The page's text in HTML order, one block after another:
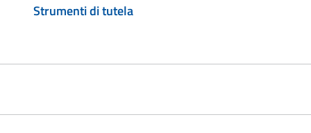
Strumenti di tutela